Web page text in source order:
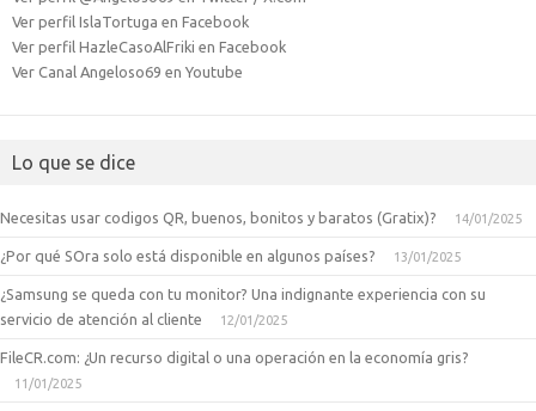
Ver perfil IslaTortuga en Facebook
Ver perfil HazleCasoAlFriki en Facebook
Ver Canal Angeloso69 en Youtube
Lo que se dice
Necesitas usar codigos QR, buenos, bonitos y baratos (Gratix)? 14/01/2025
¿Por qué SOra solo está disponible en algunos países? 13/01/2025
¿Samsung se queda con tu monitor? Una indignante experiencia con su
servicio de atención al cliente
12/01/2025
FileCR.com: ¿Un recurso digital o una operación en la economía gris?
11/01/2025